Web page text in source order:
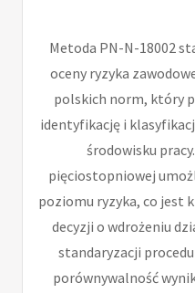
Metoda PN-N-18002
oceny ryzyka
polskich norm, który
identyfikację i
środowisku
pięciostopniowej
poziomu ryzyka, co jest
decyzji o wdrożeniu
standaryzacji
porównywalność